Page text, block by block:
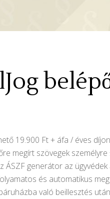
19.900 Ft + áfa / éves
megírt szövegek
generátor az
és automatikus
való beillesztés